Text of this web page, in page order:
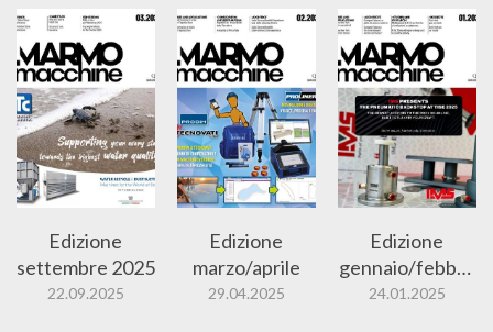
Edizione
settembre 2025
22.09.2025
Edizione
marzo/aprile
29.04.2025
Edizione
gennaio/febbra
io
24.01.2025